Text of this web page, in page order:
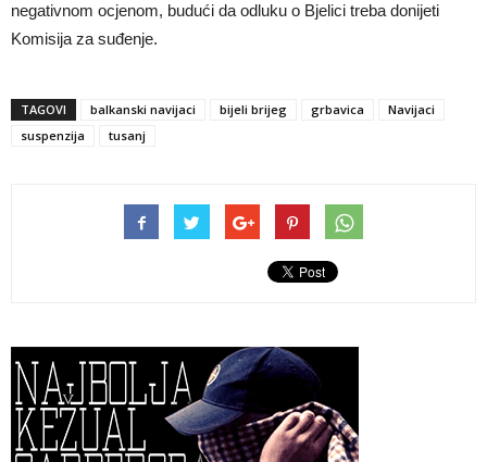
negativnom ocjenom, budući da odluku o Bjelici treba donijeti
Komisija za suđenje.
TAGOVI balkanski navijaci bijeli brijeg grbavica
Navijaci
suspenzija
tusanj